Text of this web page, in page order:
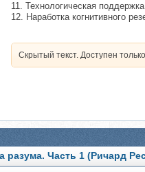
11. Технологическая поддержка
12. Наработка когнитивного
Скрытый текст. Доступен
разума. Часть 1 (Ричард